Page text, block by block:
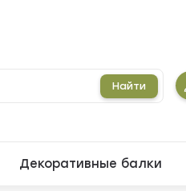
Найти
Декоративные балки